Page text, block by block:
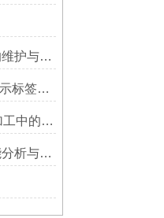
Sonic Sifter声波振动筛的维护与保养指南
学会使用Crosstex灭菌指示标签提高无菌保证水平
Zero-Max联轴器在机床加工中的应用及精度保证方法
Blacoh脉冲阻尼器的性能分析与测试方法